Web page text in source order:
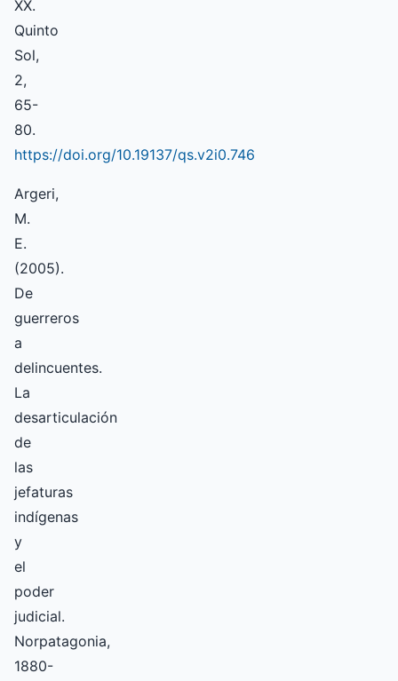
XX.
Quinto
Sol,
2,
65-
80.
https://doi.org/10.19137/qs.v2i0.746
Argeri,
M.
E.
(2005).
De
guerreros
a
delincuentes.
La
desarticulación
de
las
jefaturas
indígenas
y
el
poder
judicial.
Norpatagonia,
1880-